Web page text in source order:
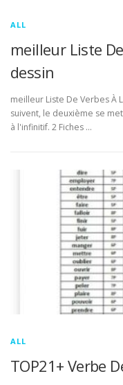
ALL
meilleur Liste
dessin
meilleur Liste De Verbes À
suivent, le deuxième se
à l'infinitif. 2 Fiches …
ALL
TOP21+ Verbe